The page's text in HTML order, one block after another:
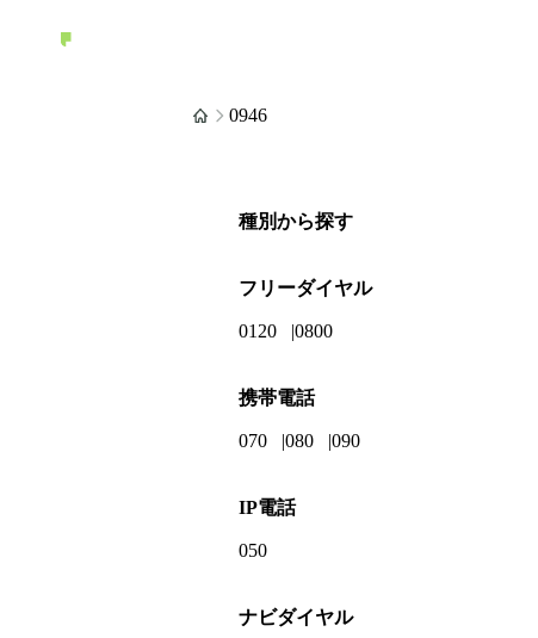
0946
種別から探す
フリーダイヤル
0120 0800
携帯電話
070 080 090
IP電話
050
ナビダイヤル